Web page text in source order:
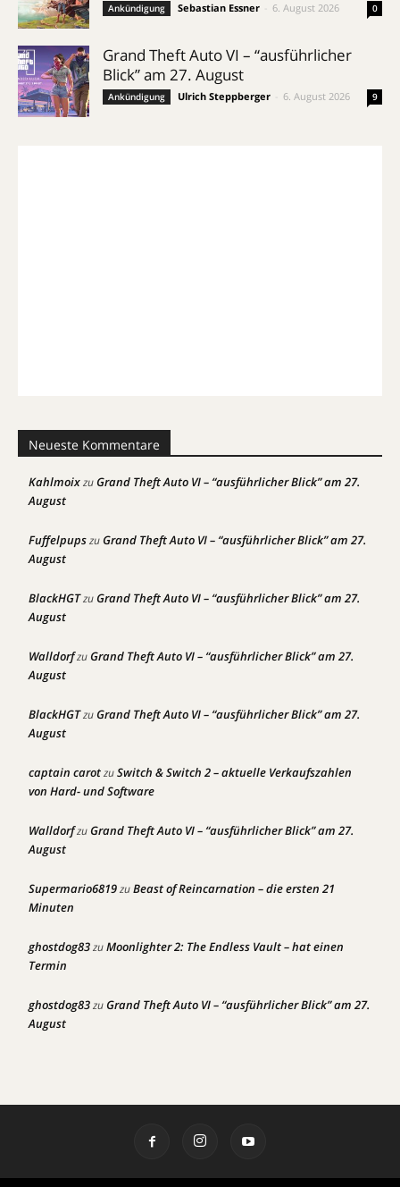
Ankündigung Sebastian Essner 6. August 2026 0
Grand Theft Auto VI – “ausführlicher
Blick” am 27. August
Ankündigung Ulrich Steppberger 6. August 2026 9
Neueste Kommentare
KahlmoixzuGrand Theft Auto VI – “ausführlicher Blick” am 27.
August
FuffelpupszuGrand Theft Auto VI – “ausführlicher Blick” am 27.
August
BlackHGTzuGrand Theft Auto VI – “ausführlicher Blick” am 27.
August
WalldorfzuGrand Theft Auto VI – “ausführlicher Blick” am 27.
August
BlackHGTzuGrand Theft Auto VI – “ausführlicher Blick” am 27.
August
captain carotzuSwitch & Switch 2 – aktuelle Verkaufszahlen
von Hard- und Software
WalldorfzuGrand Theft Auto VI – “ausführlicher Blick” am 27.
August
Supermario6819zuBeast of Reincarnation – die ersten 21
Minuten
ghostdog83zuMoonlighter 2: The Endless Vault – hat einen
Termin
ghostdog83zuGrand Theft Auto VI – “ausführlicher Blick” am 27.
August